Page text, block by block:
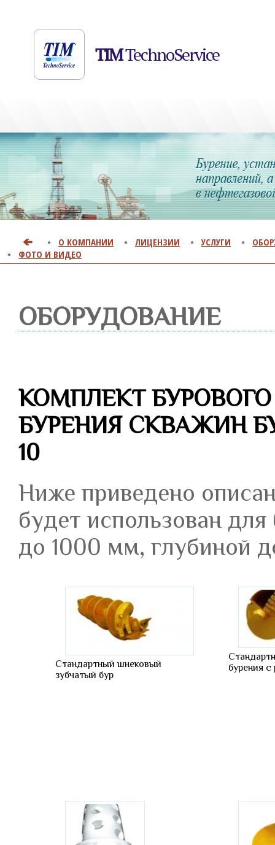
TIMTechnoService
О КОМПАНИИ ЛИЦЕНЗИИ УСЛУГИ
ФОТО И ВИДЕО
ОБОРУДОВАНИЕ
КОМПЛЕКТ
БУРЕНИЯ СКВАЖИН
10
Ниже приведено
будет использован
до 1000 мм, глубиной
Стандартный шнековый
зубчатый бур
бурения